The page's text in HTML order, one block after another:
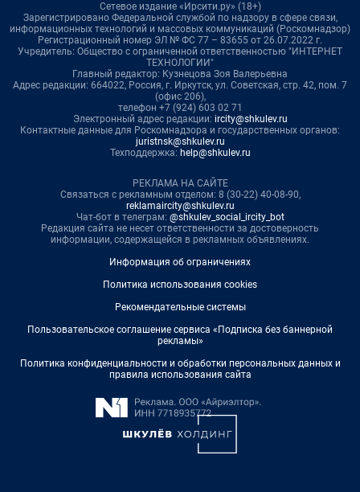
Сетевое издание «Ирсити.ру» (18+)
Зарегистрировано Федеральной службой по надзору в сфере связи,
информационных технологий и массовых коммуникаций (Роскомнадзор)
Регистрационный номер ЭЛ № ФС 77 – 83655 от 26.07.2022 г.
Учредитель: Общество с ограниченной ответственностью "ИНТЕРНЕТ
ТЕХНОЛОГИИ"
Главный редактор: Кузнецова Зоя Валерьевна
Адрес редакции: 664022, Россия, г. Иркутск, ул. Советская, стр. 42, пом. 7
(офис 206),
телефон +7 (924) 603 02 71
Электронный адрес редакции: ircity@shkulev.ru
Контактные данные для Роскомнадзора и государственных органов:
juristnsk@shkulev.ru
Техподдержка: help@shkulev.ru
РЕКЛАМА НА САЙТЕ
Связаться с рекламным отделом: 8 (30-22) 40-08-90,
reklamaircity@shkulev.ru
Чат-бот в телеграм: @shkulev_social_ircity_bot
Редакция сайта не несет ответственности за достоверность
информации, содержащейся в рекламных объявлениях.
Информация об ограничениях
Политика использования cookies
Рекомендательные системы
Пользовательское соглашение сервиса «Подписка без баннерной
рекламы»
Политика конфиденциальности и обработки персональных данных и
правила использования сайта